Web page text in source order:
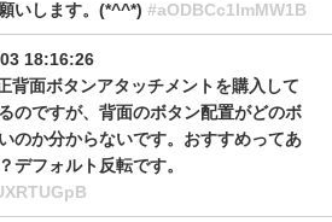
いします。(*^^*) #aODBCc1lmMW1B
18:16:26
背面ボタンアタッチメントを購入して
のですが、背面のボタン配置がどのボ
のか分からないです。おすすめってあ
デフォルト反転です。